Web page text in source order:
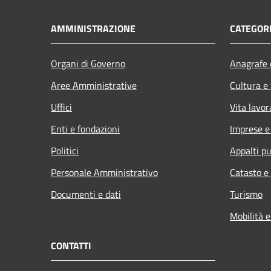
AMMINISTRAZIONE
Organi di Governo
Aree Amministrative
Uffici
Enti e fondazioni
Politici
Personale Amministrativo
Documenti e dati
Cultura
Vita
Imprese
Appalti
Catasto
Turismo
Mobilità
CONTATTI